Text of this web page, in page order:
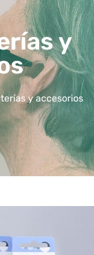
y
y accesorios